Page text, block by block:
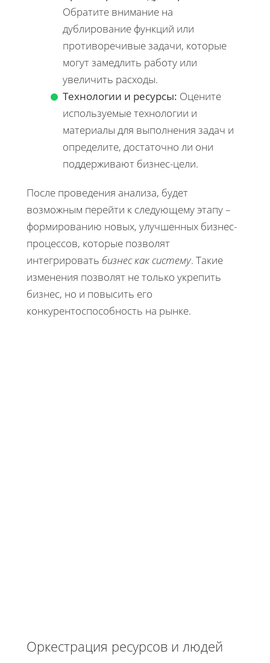
Обратите внимание на
дублирование функций или
противоречивые задачи, которые
могут замедлить работу или
увеличить расходы.
Технологии и ресурсы: Оцените
используемые технологии и
материалы для выполнения задач и
определите, достаточно ли они
поддерживают бизнес-цели.
После проведения анализа, будет
возможным перейти к следующему этапу –
формированию новых, улучшенных бизнес-
процессов, которые позволят
интегрировать бизнес как систему. Такие
изменения позволят не только укрепить
бизнес, но и повысить его
конкурентоспособность на рынке.
Оркестрация ресурсов и людей